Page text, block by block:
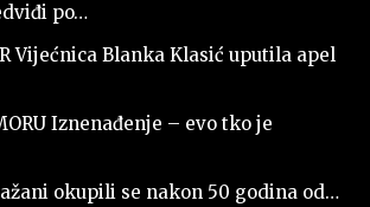
po…
Vijećnica Blanka Klasić uputila apel
Iznenađenje – evo tko je
okupili se nakon 50 godina od…